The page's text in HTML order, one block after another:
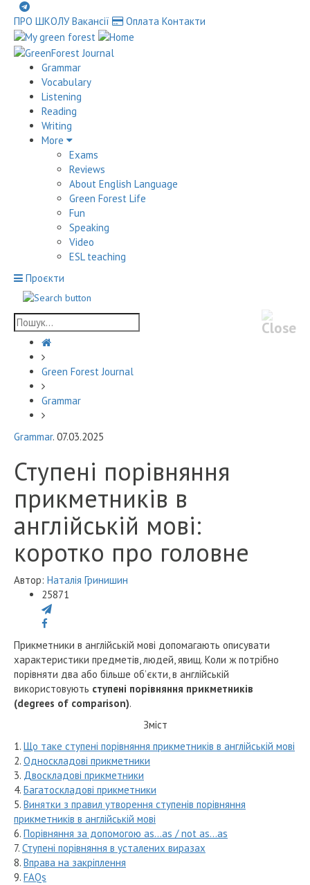
ПРО ШКОЛУ Вакансії Оплата Контакти
Grammar
Vocabulary
Listening
Reading
Writing
More
Exams
Reviews
About English Language
Green Forest Life
Fun
Speaking
Video
ESL teaching
Проєкти
Green Forest Journal
Grammar
Grammar. 07.03.2025
Ступені порівняння
прикметників в
англійській мові:
коротко про головне
Автор: Наталія Гринишин
25871
Прикметники в англійській мові допомагають описувати
характеристики предметів, людей, явищ. Коли ж потрібно
порівняти два або більше об’єкти, в англійській
використовують ступені порівняння прикметників
(degrees of comparison).
Зміст
1. Що таке ступені порівняння прикметників в англійській мові
2. Односкладові прикметники
3. Двоскладові прикметники
4. Багатоскладові прикметники
5. Винятки з правил утворення ступенів порівняння
прикметників в англійській мові
6. Порівняння за допомогою as...as / not as...as
7. Ступені порівняння в усталених виразах
8. Вправа на закріплення
9. FAQs